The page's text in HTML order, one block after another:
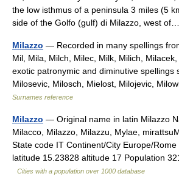
the low isthmus of a peninsula 3 miles (5
side of the Golfo (gulf) di Milazzo, west
Milazzo — Recorded in many spellings
Mil, Mila, Milch, Milec, Milk, Milich,
exotic patronymic and diminutive spellings
Milosevic, Milosch, Mielost, Milojevic,
Surnames reference
Milazzo — Original name in latin Milazzo
Milacco, Milazzo, Milazzu, Mylae,
State code IT Continent/City Europe/
latitude 15.23828 altitude 17 Population
Cities with a population over 1000 database